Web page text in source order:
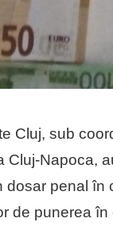
Cluj, sub
Cluj-Napoca,
dosar penal în
de punerea în